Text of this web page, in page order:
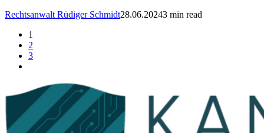
Rechtsanwalt Rüdiger Schmidt28.06.20243 min read
1
2
3